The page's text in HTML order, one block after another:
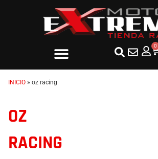
0
INICIO » oz racing
OZ
RACING